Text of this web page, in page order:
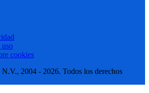
uso
cookies
2004 - 2026. Todos los derechos